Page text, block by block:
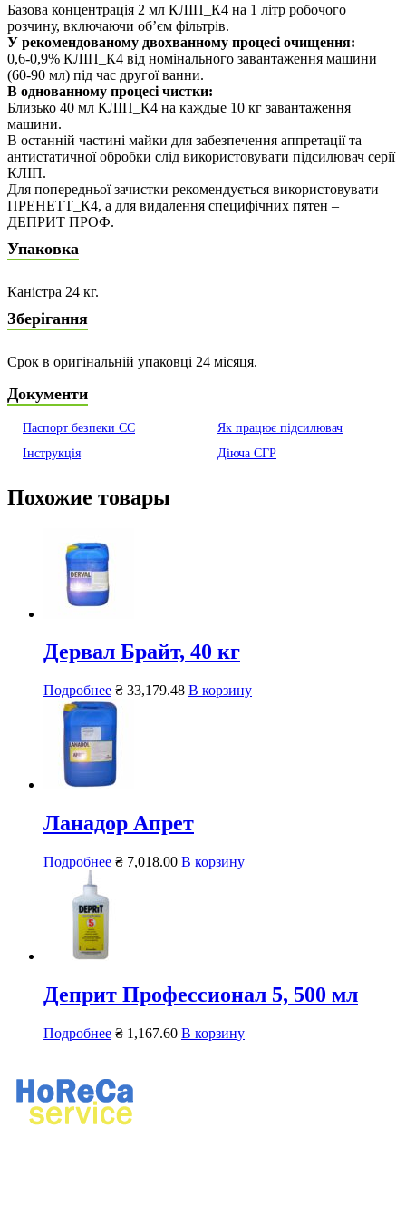
Базова концентрація 2 мл КЛІП_К4 на 1 літр робочого
розчину, включаючи об’єм фільтрів.
У рекомендованому двохванному процесі очищення:
0,6-0,9% КЛІП_К4 від номінального завантаження машини
(60-90 мл) під час другої ванни.
В однованному процесі чистки:
Близько 40 мл КЛІП_К4 на каждые 10 кг завантаження
машини.
В останній частині майки для забезпечення аппретації та
антистатичної обробки слід використовувати підсилювач серії
КЛІП.
Для попередньої зачистки рекомендується використовувати
ПРЕНЕТТ_К4, а для видалення специфічних пятен –
ДЕПРИТ ПРОФ.
Упаковка
Каністра 24 кг.
Зберігання
Срок в оригінальній упаковці 24 місяця.
Документи
Паспорт безпеки ЄС
Як працює підсилювач
Інструкція
Діюча СГР
Похожие товары
Дервал Брайт, 40 кг
Подробнее ₴ 33,179.48 В корзину
Ланадор Апрет
Подробнее ₴ 7,018.00 В корзину
Деприт Профессионал 5, 500 мл
Подробнее ₴ 1,167.60 В корзину